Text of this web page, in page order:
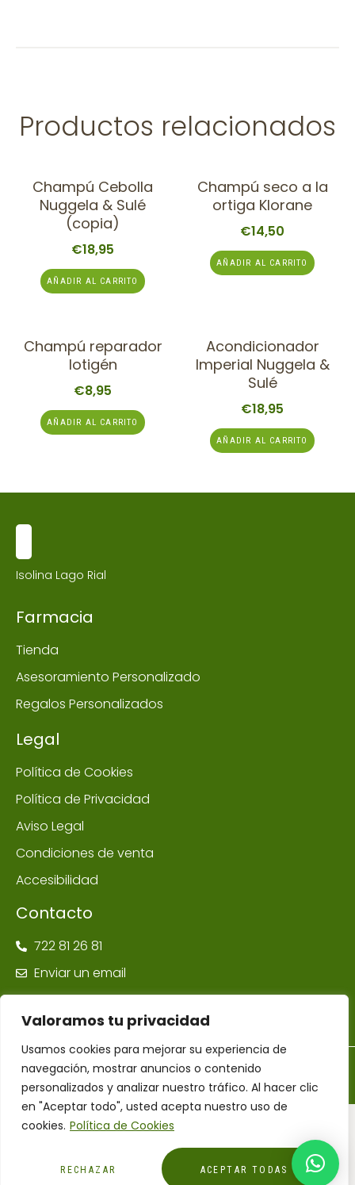
Valoramos tu privacidad
Usamos cookies para mejorar su experiencia de
navegación, mostrar anuncios o contenido
personalizados y analizar nuestro tráfico. Al hacer clic
en "Aceptar todo", usted acepta nuestro uso de
cookies. Política de Cookies
RECHAZAR ACEPTAR TODAS
Productos relacionados
Champú Cebolla
Nuggela & Sulé
(copia)
€18,95
AÑADIR AL CARRITO
Champú seco a la
ortiga Klorane
€14,50
AÑADIR AL CARRITO
Champú reparador
lotigén
€8,95
AÑADIR AL CARRITO
Acondicionador
Imperial Nuggela &
Sulé
€18,95
AÑADIR AL CARRITO
Isolina Lago Rial
Farmacia
Tienda
Asesoramiento Personalizado
Regalos Personalizados
Legal
Política de Cookies
Política de Privacidad
Aviso Legal
Condiciones de venta
Accesibilidad
Contacto
722 81 26 81
Enviar un email
©Farmacia Ponte Maceira | Todos los derechos reservados –
Diseñador Web WordPress Juan Pardo
Financiado por la Unión Europea – NextGenerationEU